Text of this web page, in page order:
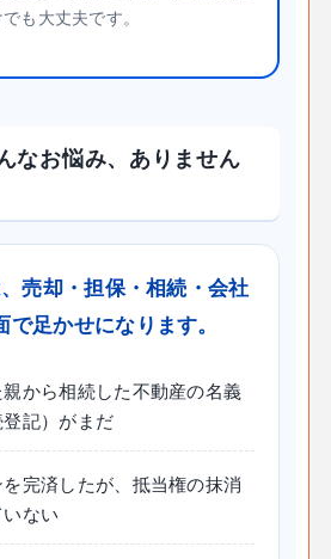
でも大丈夫です。
なお悩み、ありません
売却・担保・相続・会社
で足かせになります。
から相続した不動産の名義
記）がまだ
完済したが、抵当権の抹消
ない